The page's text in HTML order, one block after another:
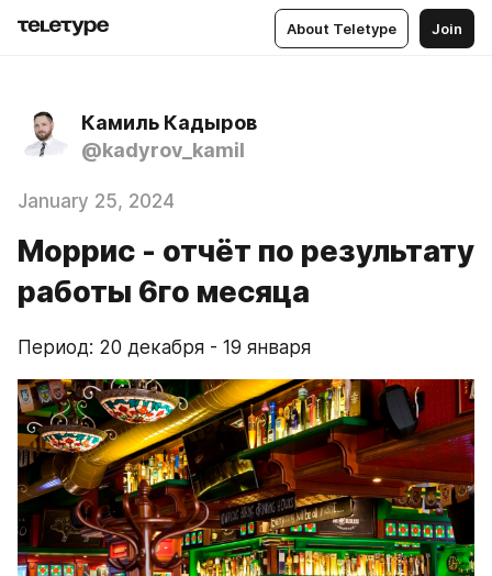
About Teletype Join
Камиль Кадыров
@kadyrov_kamil
January 25, 2024
Моррис - отчёт по результату
работы 6го месяца
Период: 20 декабря - 19 января